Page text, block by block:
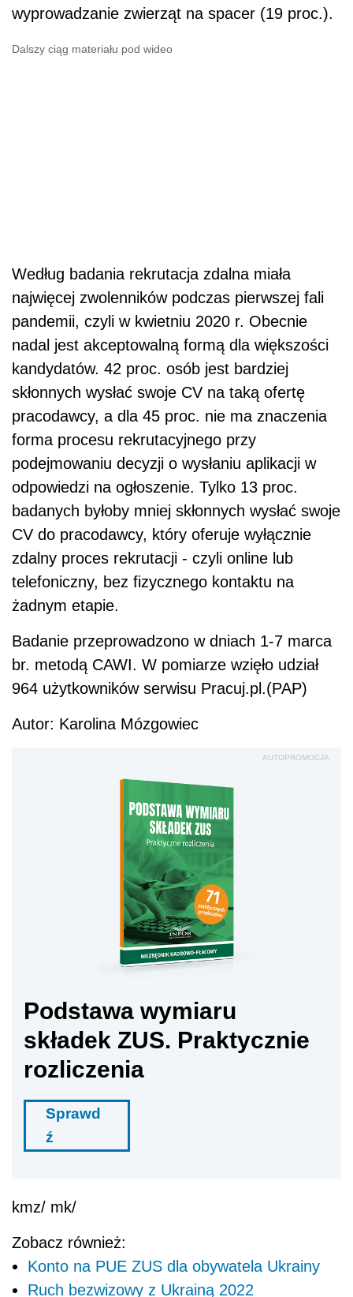
wyprowadzanie zwierząt na spacer (19 proc.).
Dalszy ciąg materiału pod wideo
Według badania rekrutacja zdalna miała
najwięcej zwolenników podczas pierwszej fali
pandemii, czyli w kwietniu 2020 r. Obecnie
nadal jest akceptowalną formą dla większości
kandydatów. 42 proc. osób jest bardziej
skłonnych wysłać swoje CV na taką ofertę
pracodawcy, a dla 45 proc. nie ma znaczenia
forma procesu rekrutacyjnego przy
podejmowaniu decyzji o wysłaniu aplikacji w
odpowiedzi na ogłoszenie. Tylko 13 proc.
badanych byłoby mniej skłonnych wysłać swoje
CV do pracodawcy, który oferuje wyłącznie
zdalny proces rekrutacji - czyli online lub
telefoniczny, bez fizycznego kontaktu na
żadnym etapie.
Badanie przeprowadzono w dniach 1-7 marca
br. metodą CAWI. W pomiarze wzięło udział
964 użytkowników serwisu Pracuj.pl.(PAP)
Autor: Karolina Mózgowiec
AUTOPROMOCJA
Podstawa wymiaru
składek ZUS. Praktycznie
rozliczenia
Sprawd
ź
kmz/ mk/
Zobacz również:
Konto na PUE ZUS dla obywatela Ukrainy
Ruch bezwizowy z Ukrainą 2022